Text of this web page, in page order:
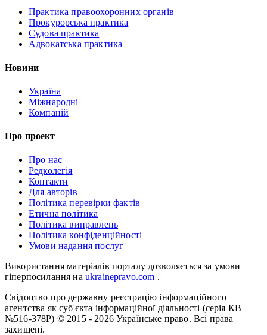
Практика правоохоронних органів
Прокурорська практика
Судова практика
Адвокатська практика
Новини
Україна
Міжнародні
Компаній
Про проект
Про нас
Редколегія
Контакти
Для авторів
Політика перевірки фактів
Етична політика
Політика виправлень
Політика конфіденційності
Умови надання послуг
Використання матеріалів порталу дозволяється за умови
гіперпосилання на ukrainepravo.com .
Свідоцтво про державну реєстрацію інформаційного
агентства як суб'єкта інформаційної діяльності (серія КВ
№516-378Р) © 2015 - 2026 Українське право. Всі права
захищені.